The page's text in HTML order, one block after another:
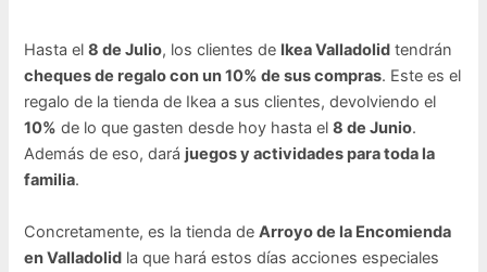
Hasta el8 de Julio, los clientes de Ikea Valladolid tendrán
cheques de regalo con un 10% de sus compras. Este es el
regalo de la tienda de Ikea a sus clientes, devolviendo el
10% de lo que gasten desde hoy hasta el8 de Junio.
Además de eso, dará juegos y actividades para toda la
familia.
Concretamente, es la tienda deArroyo de la Encomienda
en Valladolid la que hará estos días acciones especiales